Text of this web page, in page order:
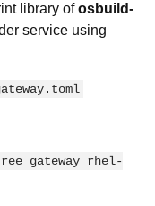
library ofosbuild-
service using
gateway rhel-